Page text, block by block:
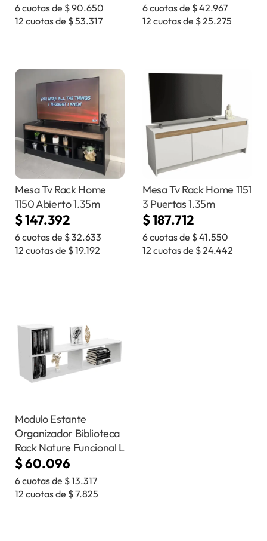
6 cuotas de $90.650
12 cuotas de $53.317
6 cuotas de $42.967
12 cuotas de $25.275
Mesa Tv Rack Home
1150 Abierto 1.35m
$147.392
6 cuotas de $32.633
12 cuotas de $19.192
Mesa Tv Rack Home 1151
3 Puertas 1.35m
$187.712
6 cuotas de $41.550
12 cuotas de $24.442
Modulo Estante
Organizador Biblioteca
Rack Nature Funcional L
$60.096
6 cuotas de $13.317
12 cuotas de $7.825